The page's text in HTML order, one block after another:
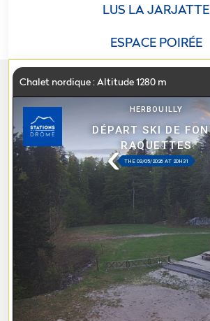
LUS LA JARJATTE
ESPACE POIRÉE
Chalet nordique : Altitude 1280 m